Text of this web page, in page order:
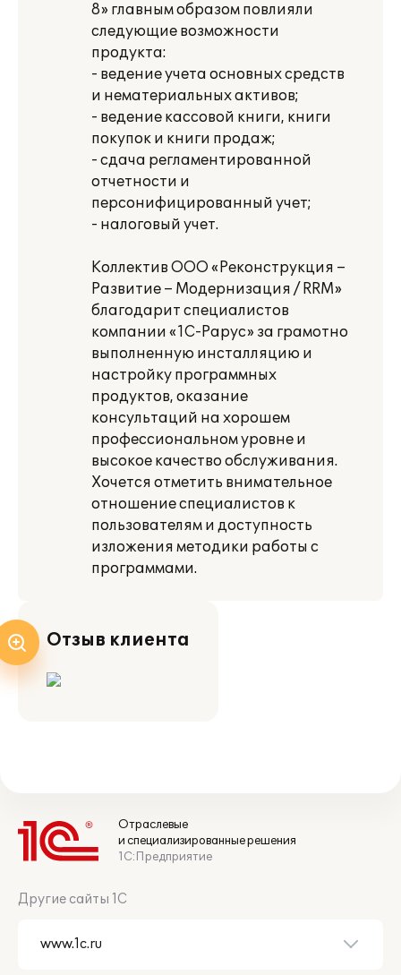
8» главным образом повлияли
следующие возможности
продукта:
- ведение учета основных средств
и нематериальных активов;
- ведение кассовой книги, книги
покупок и книги продаж;
- сдача регламентированной
отчетности и
персонифицированный учет;
- налоговый учет.
Коллектив ООО «Реконструкция –
Развитие – Модернизация / RRM»
благодарит специалистов
компании «1С-Рарус» за грамотно
выполненную инсталляцию и
настройку программных
продуктов, оказание
консультаций на хорошем
профессиональном уровне и
высокое качество обслуживания.
Хочется отметить внимательное
отношение специалистов к
пользователям и доступность
изложения методики работы с
программами.
Отзыв клиента
Отраслевые
и специализированные решения
1С:Предприятие
Другие сайты 1С